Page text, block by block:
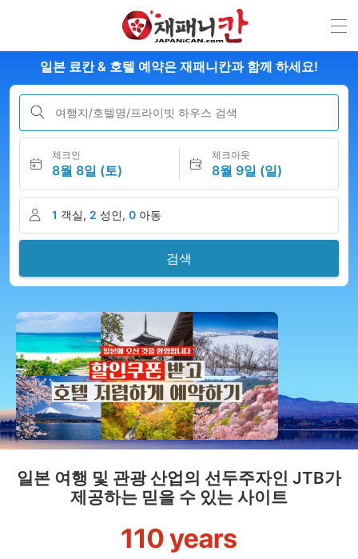
일본 료칸 & 호텔 예약은 재패니칸과 함께 하세요!
여행지/호텔명/프라이빗 하우스 검색
체크인
8월 8일 (토)
체크아웃
8월 9일 (일)
1 객실, 2 성인, 0 아동
검색
일본 여행 및 관광 산업의 선두주자인 JTB가
제공하는 믿을 수 있는 사이트